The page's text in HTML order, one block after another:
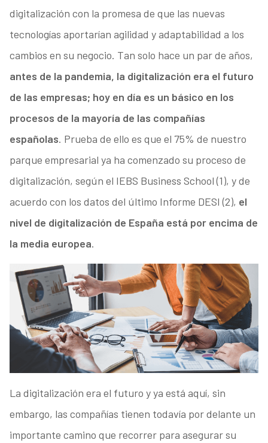
digitalización con la promesa de que las nuevas
tecnologías aportarían agilidad y adaptabilidad a los
cambios en su negocio. Tan solo hace un par de años,
antes de la pandemia, la digitalización era el futuro
de las empresas; hoy en día es un básico en los
procesos de la mayoría de las compañías
españolas. Prueba de ello es que el 75% de nuestro
parque empresarial ya ha comenzado su proceso de
digitalización, según el IEBS Business School (1), y de
acuerdo con los datos del último Informe DESI (2), el
nivel de digitalización de España está por encima de
la media europea.
La digitalización era el futuro y ya está aquí, sin
embargo, las compañías tienen todavía por delante un
importante camino que recorrer para asegurar su